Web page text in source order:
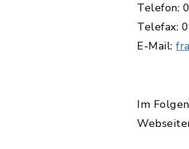
Telefon:
Telefax:
E-Mail:
Im